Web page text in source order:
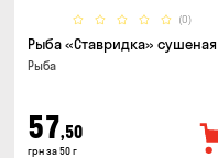
(0)
Рыба «Ставридка» сушеная
Рыба
57,50
грн за 50 г